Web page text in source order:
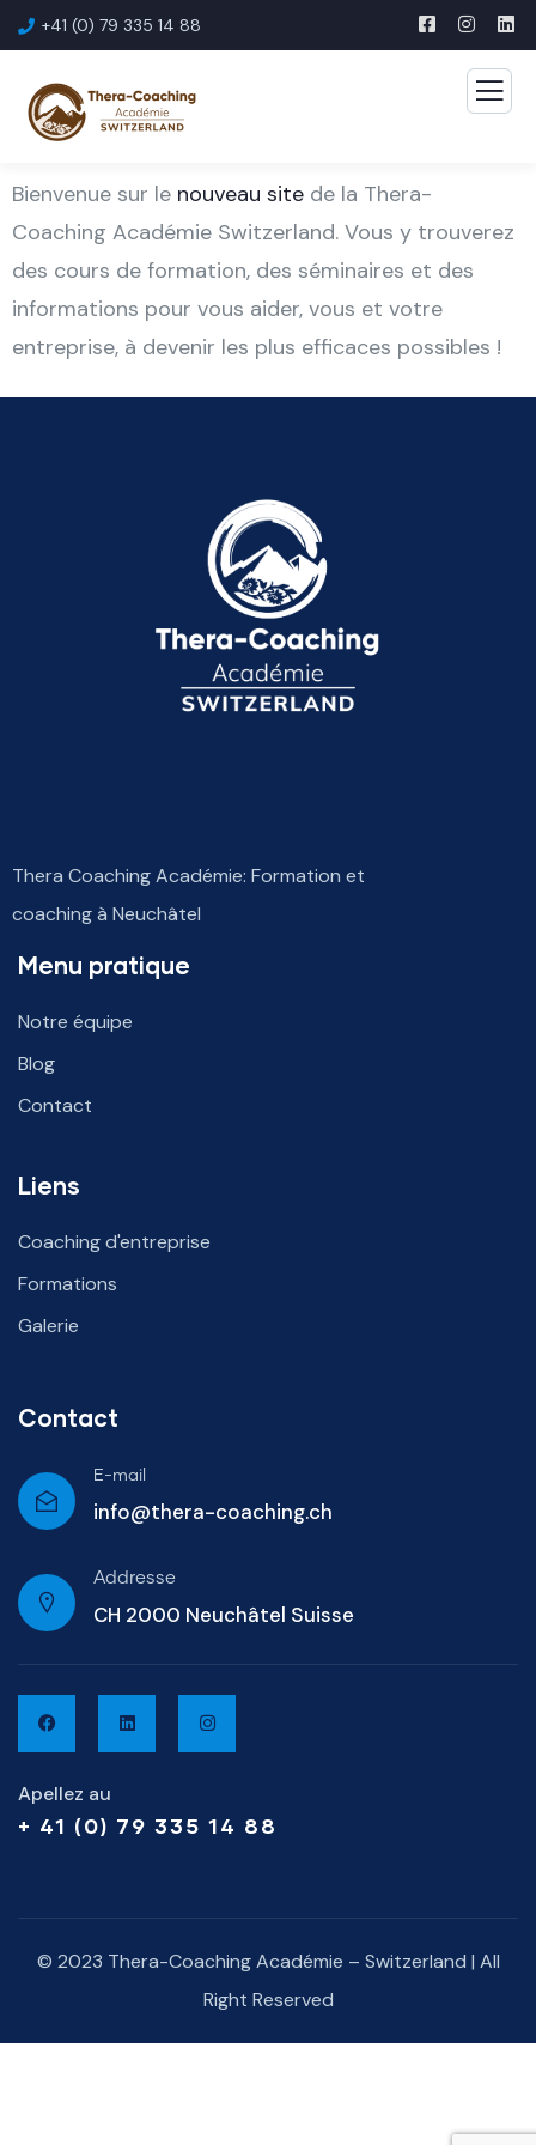
+41 (0) 79 335 14 88
Bienvenue sur le nouveau site de la Thera-
Coaching Académie Switzerland. Vous y trouverez
des cours de formation, des séminaires et des
informations pour vous aider, vous et votre
entreprise, à devenir les plus efficaces possibles !
Thera Coaching Académie: Formation et
coaching à Neuchâtel
Menu pratique
Notre équipe
Blog
Contact
Liens
Coaching d'entreprise
Formations
Galerie
Contact
E-mail
info@thera-coaching.ch
Addresse
CH 2000 Neuchâtel Suisse
Apellez au
+ 41 (0) 79 335 14 88
© 2023 Thera-Coaching Académie – Switzerland | All
Right Reserved